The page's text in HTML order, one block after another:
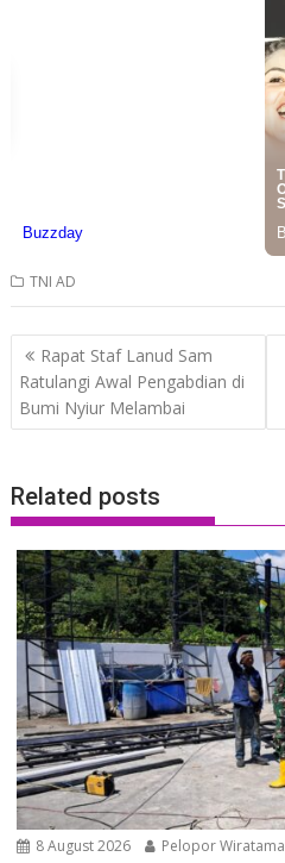
TNI AD
Post
navigation
Rapat Staf Lanud Sam
Ratulangi Awal Pengabdian di
Bumi Nyiur Melambai
Related posts
8 August 2026 Pelopor Wiratama